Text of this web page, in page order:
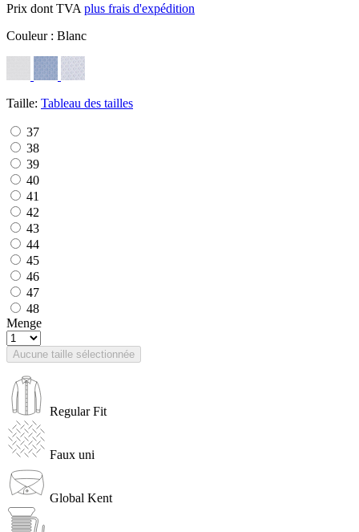
Prix dont TVA plus frais d'expédition
Couleur : Blanc
Taille: Tableau des tailles
37
38
39
40
41
42
43
44
45
46
47
48
Menge
Aucune taille sélectionnée
Regular Fit
Faux uni
Global Kent